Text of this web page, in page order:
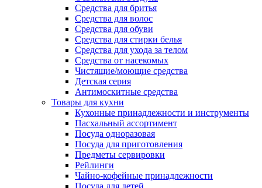
Средства для бритья
Средства для волос
Средства для обуви
Средства для стирки белья
Средства для ухода за телом
Средства от насекомых
Чистящие/моющие средства
Детская серия
Антимоскитные средства
Товары для кухни
Кухонные принадлежности и инструменты
Пасхальный ассортимент
Посуда одноразовая
Посуда для приготовления
Предметы сервировки
Рейлинги
Чайно-кофейные принадлежности
Посуда для детей